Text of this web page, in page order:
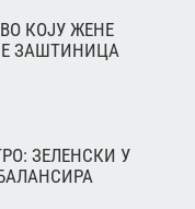
КОЈУ ЖЕНЕ
ЗАШТИНИЦА
ЗЕЛЕНСКИ У